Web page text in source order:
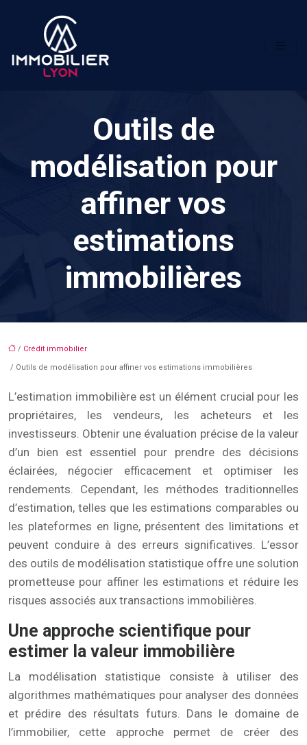
Outils de
modélisation pour
affiner vos
estimations
immobilières
/ Crédit immobilier
/ Outils de modélisation pour affiner vos estimations immobilières
L’estimation immobilière est un élément crucial pour les
propriétaires, les vendeurs, les acheteurs et les
investisseurs. Obtenir une évaluation précise de la valeur
d’un bien est essentiel pour prendre des décisions
éclairées, négocier efficacement et optimiser les
rendements. Cependant, les méthodes traditionnelles
d’estimation, telles que les estimations comparables ou
les plateformes en ligne, présentent des limitations et
peuvent conduire à des erreurs significatives. L’essor
des outils de modélisation statistique offre une solution
prometteuse pour affiner les estimations et réduire les
risques associés aux transactions immobilières.
Une approche scientifique pour
estimer la valeur immobilière
La modélisation statistique consiste à utiliser des
algorithmes mathématiques pour analyser des données
et prédire des résultats futurs. Dans le domaine de
l’immobilier, cette approche permet de créer des